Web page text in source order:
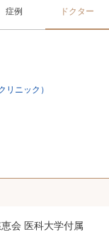
症例 ドクター
リニック）
会 医科大学付属